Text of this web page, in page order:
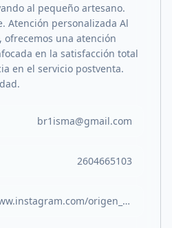
al pequeño artesano.
Atención personalizada Al
una atención
en la satisfacción total
en el servicio postventa.
br1isma@gmail.com
2604665103
https://www.instagram.com/origen_decampo/